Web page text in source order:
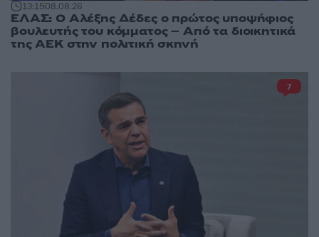
13:1508.08.26
ΕΛΑΣ: Ο Αλέξης Δέδες ο πρώτος υποψήφιος
βουλευτής του κόμματος – Από τα διοικητικά
της ΑΕΚ στην πολιτική σκηνή
7